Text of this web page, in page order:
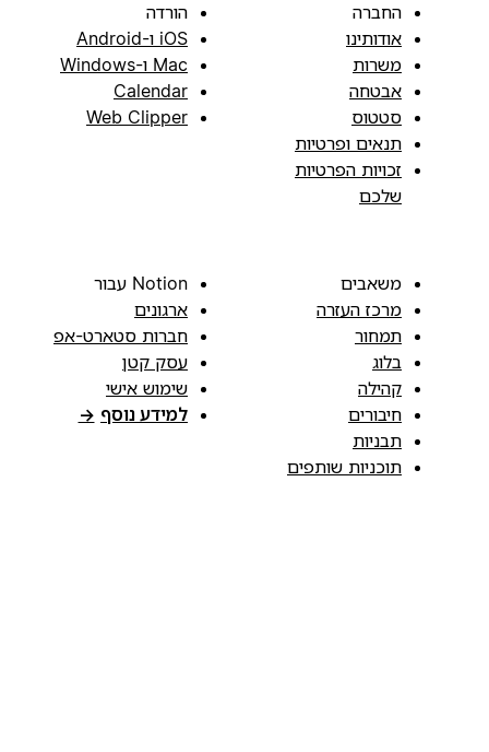
החברה
אודותינו
משרות
אבטחה
סטטוס
תנאים ופרטיות
זכויות הפרטיות
שלכם
הורדה
iOS ו-Android
Mac ו-Windows
Calendar
Web Clipper
משאבים
מרכז העזרה
תמחור
בלוג
קהילה
חיבורים
תבניות
תוכניות שותפים
Notion עבור
ארגונים
חברות סטארט-אפ
עסק קטן
שימוש אישי
למידע נוסף →